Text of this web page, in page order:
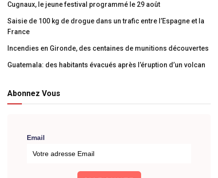
Cugnaux, le jeune festival programmé le 29 août
Saisie de 100 kg de drogue dans un trafic entre l’Espagne et la
France
Incendies en Gironde, des centaines de munitions découvertes
Guatemala: des habitants évacués après l’éruption d’un volcan
Abonnez Vous
Email